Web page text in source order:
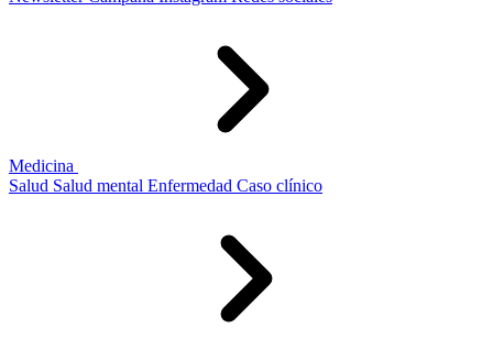
Medicina
Salud Salud mental Enfermedad Caso clínico